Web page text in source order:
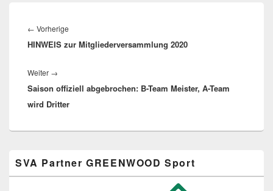
← Vorherige
Beitrag:
HINWEIS zur Mitgliederversammlung 2020
Weiter →
Beitrag:
Saison offiziell abgebrochen: B-Team Meister, A-Team
wird Dritter
Seitenleisten-
Widgetbereich
SVA Partner GREENWOOD Sport